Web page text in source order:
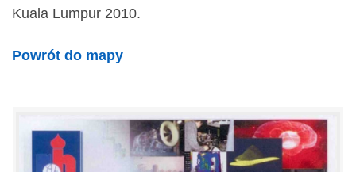
Kuala Lumpur 2010.
Powrót do mapy